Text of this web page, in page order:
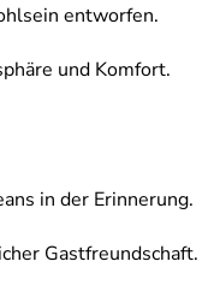
entworfen.
und Komfort.
in der Erinnerung.
Gastfreundschaft.